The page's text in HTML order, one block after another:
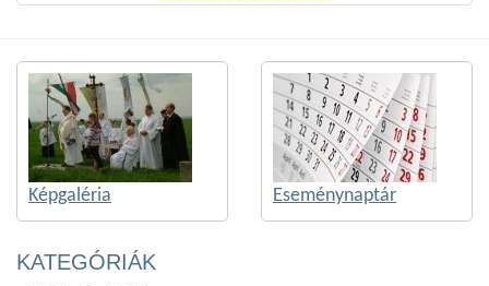
Képgaléria Eseménynaptár
KATEGÓRIÁK